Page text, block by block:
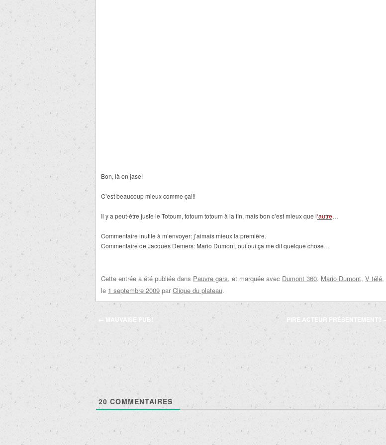
Bon, là on jase!
C’est beaucoup mieux comme ça!!!
Il y a peut-être juste le Totoum, totoum totoum à la fin, mais bon c’est mieux que l‘autre…
Commentaire inutile à m’envoyer: j’aimais mieux la première.
Commentaire de Jacques Demers: Mario Dumont, oui oui ça me dit quelque chose…
Cette entrée a été publiée dans Pauvre gars, et marquée avec Dumont 360, Mario Dumont, V télé,
le 1 septembre 2009 par Clique du plateau.
Navigation
articles
← MAUVAISE PUB! PIRE ACTEUR PRÉSENTEMENT? →
20 COMMENTAIRES